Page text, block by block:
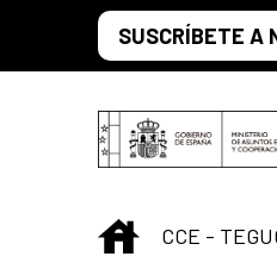
Saltar al contenido principal
SUSCRÍBETE A
INICIO
CCE -